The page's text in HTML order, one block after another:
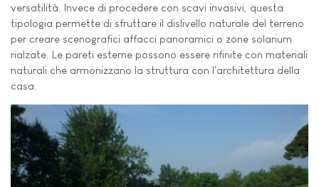
versatilità. Invece di procedere con scavi invasivi, questa
tipologia permette di sfruttare il dislivello naturale del terreno
per creare scenografici affacci panoramici o zone solarium
rialzate. Le pareti esterne possono essere rifinite con materiali
naturali che armonizzano la struttura con l'architettura della
casa.